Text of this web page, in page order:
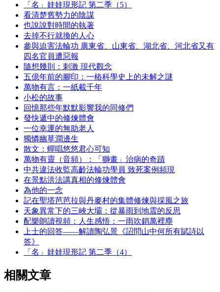
「名」娃娃現形記 第二季（5）
看清楚舊勢力的陰謀
也說說對時間的執著
去掉不行就換的人心
參與迫害法輪功 廣東省、山東省、湖北省、河北省又有
四名官員遭惡報
隨想幾則：刺激 現代觀念
五億年前的腳印：一樁科學史上的未解之謎
萬物有言：一紙載千年
小松的故事
回憶那些年默默影響我的同修們
發快遞中的修煉體會
一位幸運的無助老人
獨憐幽草澗邊生
散文：蟬唱悠悠君心可知
萬物有靈（音頻）：「獅畫」治病的奇蹟
中共違法收監高齡法輪功學員 致死案例頻現
在景點洪法講真相的修煉體會
為他的一念
記在聖塔芭芭拉與丹麥村的集體修煉與採風之旅
天象異常下的三峽大壩：從暴雨到地震的反思
配樂朗讀視頻：人生感悟：一雨吹銷萬裡塵
上士的回答——解讀陶弘景《詔問山中何所有賦詩以
答》
「名」娃娃現形記 第二季（4）
相關文章